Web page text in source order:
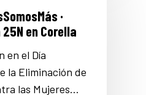
·
en Corella
en el Día
la Eliminación de
las Mujeres…